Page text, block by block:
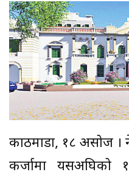
काठमाडौं, १८ असोज ।
कर्जामा यसअघिको